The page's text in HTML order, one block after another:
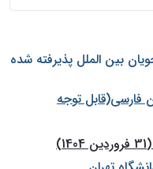
بين الملل پذيرفته شده
توجه
1404)